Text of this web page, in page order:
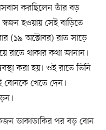
করছিলেন তাঁর বড়
হওয়ায় সেই বাড়িতে
(১৯ অক্টোবর) রাত সাড়ে
রাতে থাকার কথা জানান।
করা হয়। ওই রাতে তিনি
বোনকে খেতে দেন।
ডাকাডাকির পর বড় বোন